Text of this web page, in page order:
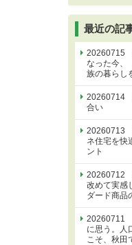
最近の記
20260715
なった今、
族の暮らし
20260714
合い
20260713
ネ住宅を快
ント
20260712
改めて実感
ダード商品
20260711
に思う。人
こそ、秋田